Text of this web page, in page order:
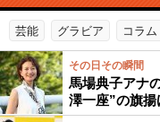
芸能 グラビア コラム
その日その瞬間
馬場典子アナ
澤一座”の旗